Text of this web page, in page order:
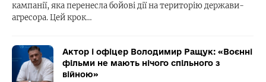
кампанії, яка перенесла бойові дії на територію держави-
агресора. Цей крок…
Актор і офіцер Володимир Ращук: «Воєнні
фільми не мають нічого спільного з
війною»